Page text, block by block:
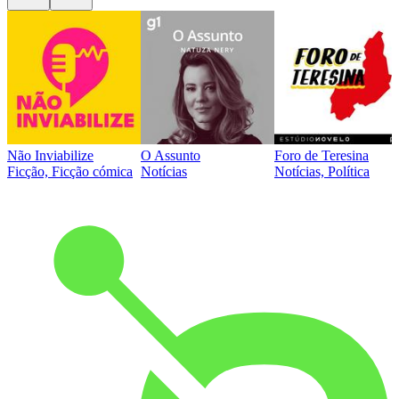
Não Inviabilize
Ficção, Ficção cómica
O Assunto
Notícias
Foro de Teresina
Notícias, Política